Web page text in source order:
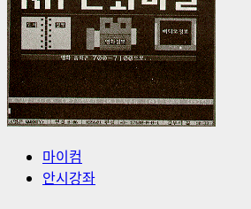
마이컴
안시강좌